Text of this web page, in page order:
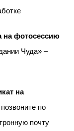
на фотосессию
Чуда» –
на
позвоните по
почту